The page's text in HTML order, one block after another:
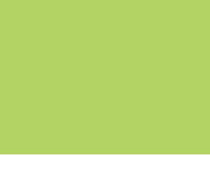
さい。（つまり、一人に付き一つのアカ